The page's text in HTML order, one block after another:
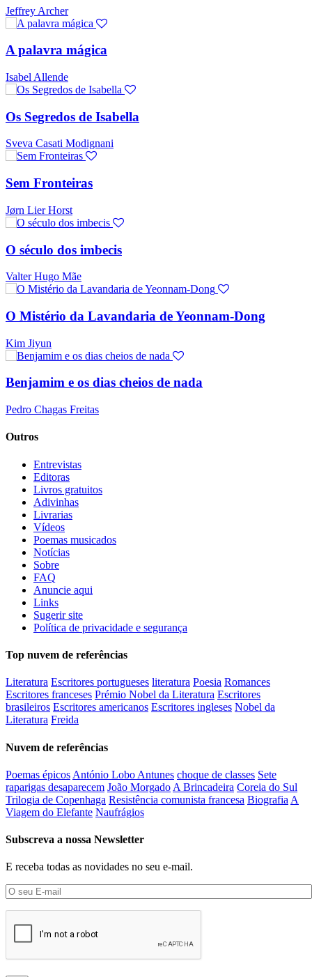
Jeffrey Archer
A palavra mágica
Isabel Allende
Os Segredos de Isabella
Sveva Casati Modignani
Sem Fronteiras
Jørn Lier Horst
O século dos imbecis
Valter Hugo Mãe
O Mistério da Lavandaria de Yeonnam-Dong
Kim Jiyun
Benjamim e os dias cheios de nada
Pedro Chagas Freitas
Outros
Entrevistas
Editoras
Livros gratuitos
Adivinhas
Livrarias
Vídeos
Poemas musicados
Notícias
Sobre
FAQ
Anuncie aqui
Links
Sugerir site
Política de privacidade e segurança
Top nuvem de referências
Literatura Escritores portugueses literatura Poesia Romances
Escritores franceses Prémio Nobel da Literatura Escritores
brasileiros Escritores americanos Escritores ingleses Nobel da
Literatura Freida
Nuvem de referências
Poemas épicos António Lobo Antunes choque de classes Sete
raparigas desaparecem João Morgado A Brincadeira Coreia do Sul
Trilogia de Copenhaga Resistência comunista francesa Biografia A
Viagem do Elefante Naufrágios
Subscreva a nossa Newsletter
E receba todas as novidades no seu e-mail.